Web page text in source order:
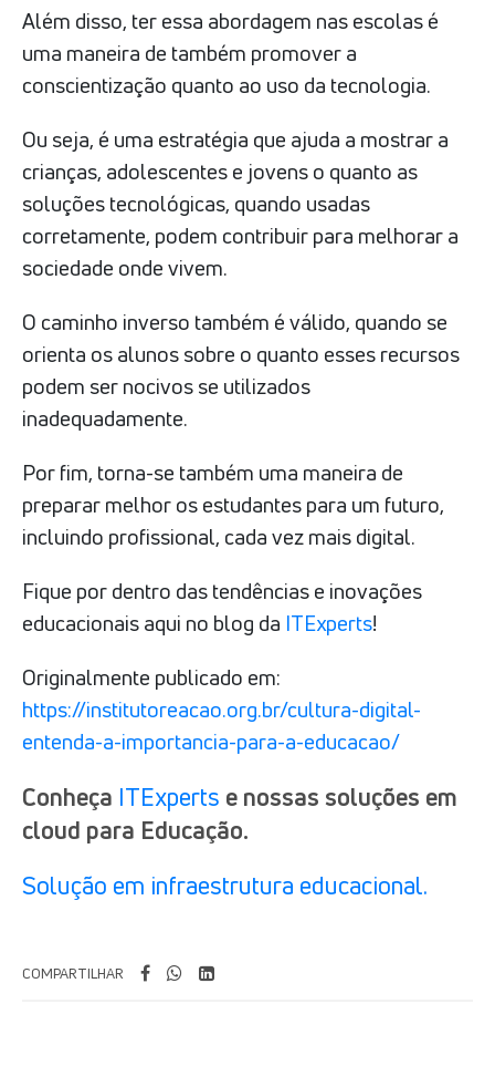
Além disso, ter essa abordagem nas escolas é
uma maneira de também promover a
conscientização quanto ao uso da tecnologia.
Ou seja, é uma estratégia que ajuda a mostrar a
crianças, adolescentes e jovens o quanto as
soluções tecnológicas, quando usadas
corretamente, podem contribuir para melhorar a
sociedade onde vivem.
O caminho inverso também é válido, quando se
orienta os alunos sobre o quanto esses recursos
podem ser nocivos se utilizados
inadequadamente.
Por fim, torna-se também uma maneira de
preparar melhor os estudantes para um futuro,
incluindo profissional, cada vez mais digital.
Fique por dentro das tendências e inovações
educacionais aqui no blog da ITExperts!
Originalmente publicado em:
https://institutoreacao.org.br/cultura-digital-
entenda-a-importancia-para-a-educacao/
Conheça ITExperts e nossas soluções em
cloud para Educação.
Solução em infraestrutura educacional.
COMPARTILHAR